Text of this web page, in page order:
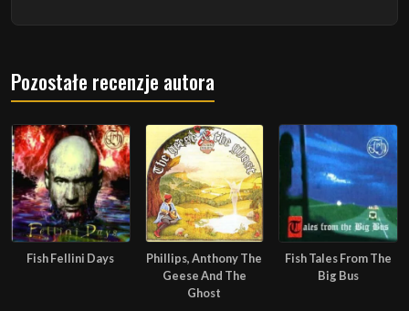
Pozostałe recenzje autora
Fish Fellini Days
Phillips, Anthony The
Geese And The
Ghost
Fish Tales From The
Big Bus